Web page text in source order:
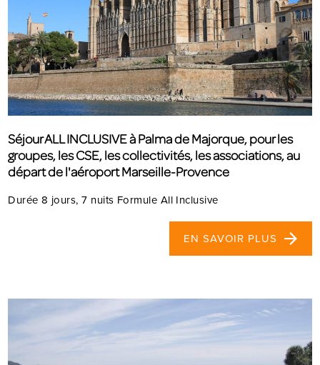
Séjour ALL INCLUSIVE à Palma de Majorque, pour les
groupes, les CSE, les collectivités, les associations, au
départ de l'aéroport Marseille-Provence
Durée 8 jours, 7 nuits Formule All Inclusive
EN SAVOIR PLUS